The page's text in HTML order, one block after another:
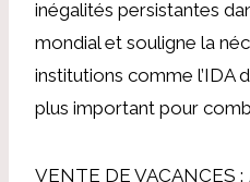
inégalités persistantes
mondial et souligne la
institutions comme l’IDA
plus important pour
VENTE DE VACANCES :